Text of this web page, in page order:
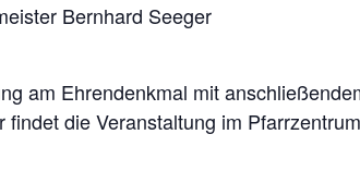
Bernhard Seeger
am Ehrendenkmal mit
findet die Veranstaltung im